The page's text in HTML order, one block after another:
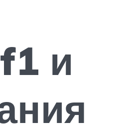
и